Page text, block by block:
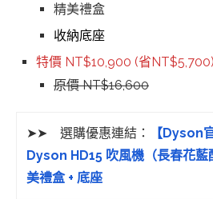
精美禮盒
收納底座
特價 NT$10,900 (省NT$5,700)
原價 NT$16,600
➤➤ 選購優惠連結： 【Dyson
Dyson HD15 吹風機（長春花藍
美禮盒 + 底座